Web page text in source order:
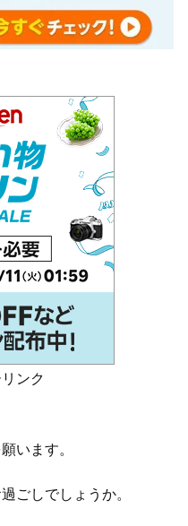
ンク
います。
ごしでしょうか。